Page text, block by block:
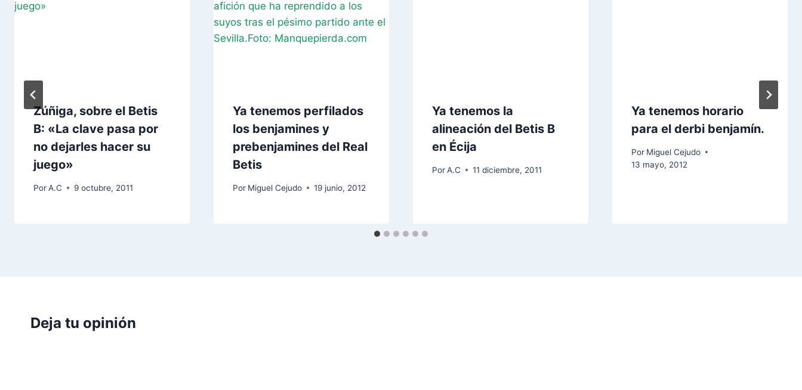
Zúñiga, sobre el Betis
B: «La clave pasa por
no dejarles hacer su
juego»
PorA.C 9 octubre, 2011
Ya tenemos perfilados
los benjamines y
prebenjamines del Real
Betis
Por Miguel Cejudo 19 junio, 2012
Ya tenemos la
alineación del Betis B
en Écija
PorA.C 11 diciembre, 2011
Ya tenemos horario
para el derbi benjamín.
Por Miguel Cejudo
13 mayo, 2012
Deja tu opinión